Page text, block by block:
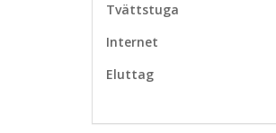
Tvättstuga
Internet
Eluttag